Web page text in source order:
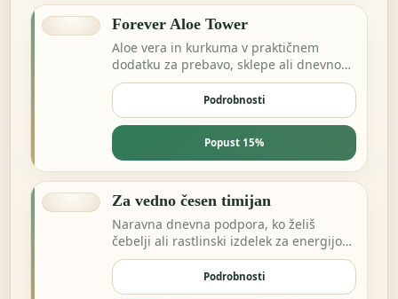
Forever Aloe Tower
Aloe vera in kurkuma v praktičnem
dodatku za prebavo, sklepe ali dnevno
ravnovesje.
Podrobnosti
Popust 15%
Za vedno česen timijan
Naravna dnevna podpora, ko želiš
čebelji ali rastlinski izdelek za energijo
in odpornost.
Podrobnosti